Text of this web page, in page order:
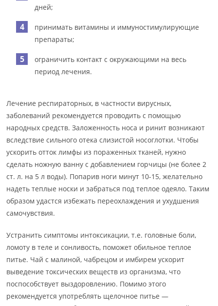
дней;
принимать витамины и иммуностимулирующие
препараты;
ограничить контакт с окружающими на весь
период лечения.
Лечение респираторных, в частности вирусных,
заболеваний рекомендуется проводить с помощью
народных средств. Заложенность носа и ринит возникают
вследствие сильного отека слизистой носоглотки. Чтобы
ускорить отток лимфы из пораженных тканей, нужно
сделать ножную ванну с добавлением горчицы (не более 2
ст. л. на 5 л воды). Попарив ноги минут 10-15, желательно
надеть теплые носки и забраться под теплое одеяло. Таким
образом удастся избежать переохлаждения и ухудшения
самочувствия.
Устранить симптомы интоксикации, т.е. головные боли,
ломоту в теле и сонливость, поможет обильное теплое
питье. Чай с малиной, чабрецом и имбирем ускорит
выведение токсических веществ из организма, что
поспособствует выздоровлению. Помимо этого
рекомендуется употреблять щелочное питье —